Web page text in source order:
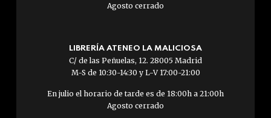
Agosto cerrado
LIBRERÍA ATENEO LA MALICIOSA
C/ de las Peñuelas, 12. 28005 Madrid
M-S de 10:30-14:30 y L-V 17:00-21:00
En julio el horario de tarde es de 18:00h a 21:00h
Agosto cerrado